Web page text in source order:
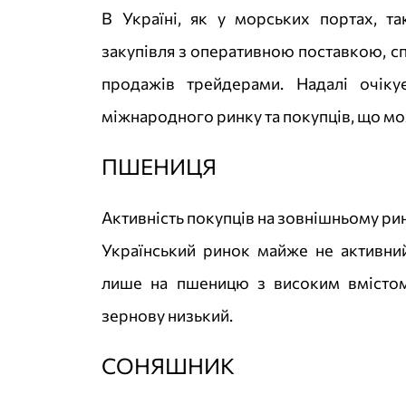
В Україні, як у морських портах,
закупівля з оперативною поставкою,
продажів трейдерами. Надалі
міжнародного ринку та покупців, що
ПШЕНИЦЯ
Активність покупців на зовнішньому
Український ринок майже не
лише на пшеницю з високим
зернову низький.
СОНЯШНИК